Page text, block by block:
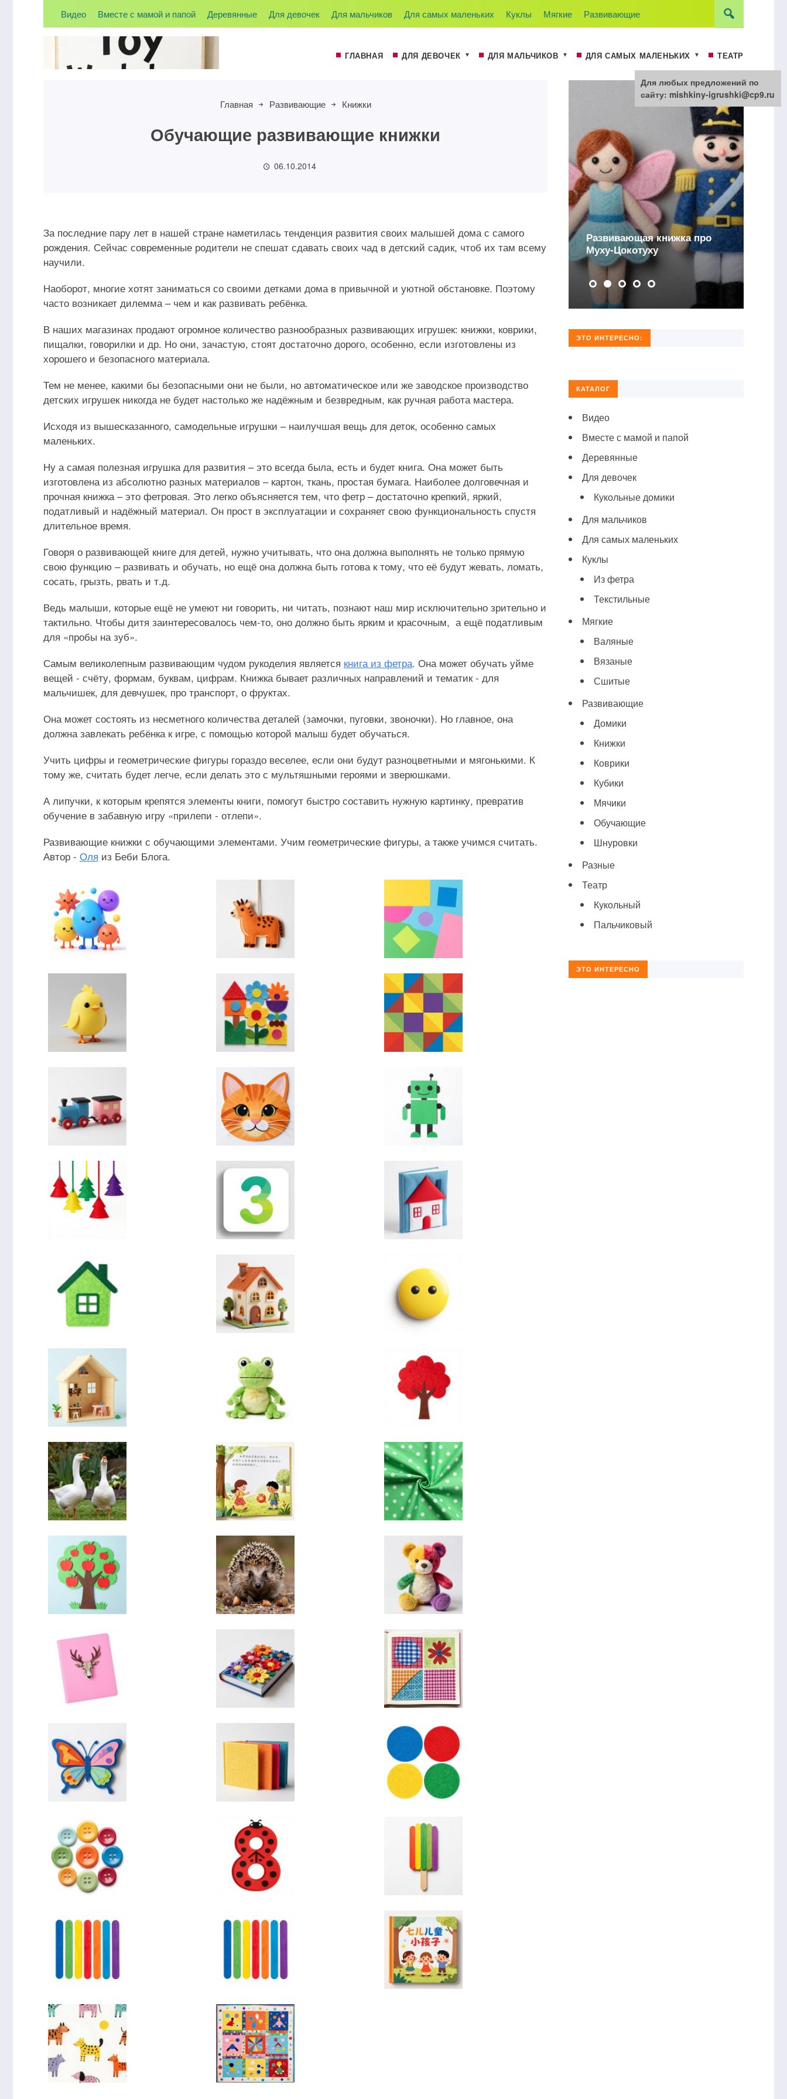
Видео Вместе с мамой и папой Деревянные Для девочек Для мальчиков Для самых маленьких Куклы Мягкие Развивающие
ГЛАВНАЯ ДЛЯ ДЕВОЧЕК ДЛЯ МАЛЬЧИКОВ ДЛЯ САМЫХ МАЛЕНЬКИХ ТЕАТР
Главная Развивающие Книжки
Обучающие развивающие книжки
06.10.2014
За последние пару лет в нашей стране наметилась тенденция развития своих малышей дома с самого
рождения. Сейчас современные родители не спешат сдавать своих чад в детский садик, чтоб их там всему
научили.
Наоборот, многие хотят заниматься со своими детками дома в привычной и уютной обстановке. Поэтому
часто возникает дилемма – чем и как развивать ребёнка.
В наших магазинах продают огромное количество разнообразных развивающих игрушек: книжки, коврики,
пищалки, говорилки и др. Но они, зачастую, стоят достаточно дорого, особенно, если изготовлены из
хорошего и безопасного материала.
Тем не менее, какими бы безопасными они не были, но автоматическое или же заводское производство
детских игрушек никогда не будет настолько же надёжным и безвредным, как ручная работа мастера.
Исходя из вышесказанного, самодельные игрушки – наилучшая вещь для деток, особенно самых
маленьких.
Ну а самая полезная игрушка для развития – это всегда была, есть и будет книга. Она может быть
изготовлена из абсолютно разных материалов – картон, ткань, простая бумага. Наиболее долговечная и
прочная книжка – это фетровая. Это легко объясняется тем, что фетр – достаточно крепкий, яркий,
податливый и надёжный материал. Он прост в эксплуатации и сохраняет свою функциональность спустя
длительное время.
Говоря о развивающей книге для детей, нужно учитывать, что она должна выполнять не только прямую
свою функцию – развивать и обучать, но ещё она должна быть готова к тому, что её будут жевать, ломать,
сосать, грызть, рвать и т.д.
Ведь малыши, которые ещё не умеют ни говорить, ни читать, познают наш мир исключительно зрительно и
тактильно. Чтобы дитя заинтересовалось чем-то, оно должно быть ярким и красочным, а ещё податливым
для «пробы на зуб».
Самым великолепным развивающим чудом рукоделия является книга из фетра. Она может обучать уйме
вещей - счёту, формам, буквам, цифрам. Книжка бывает различных направлений и тематик - для
мальчишек, для девчушек, про транспорт, о фруктах.
Она может состоять из несметного количества деталей (замочки, пуговки, звоночки). Но главное, она
должна завлекать ребёнка к игре, с помощью которой малыш будет обучаться.
Учить цифры и геометрические фигуры гораздо веселее, если они будут разноцветными и мягонькими. К
тому же, считать будет легче, если делать это с мультяшными героями и зверюшками.
А липучки, к которым крепятся элементы книги, помогут быстро составить нужную картинку, превратив
обучение в забавную игру «прилепи - отлепи».
Развивающие книжки с обучающими элементами. Учим геометрические фигуры, а также учимся считать.
Автор - Оля из Беби Блога.
Странички для
развивающих книжек
Книжка из сказки Рукавичка
Развивающая книжка про
Муху-Цокотуху
Разные странички книжек
ЭТО ИНТЕРЕСНО:
КАТАЛОГ
Видео
Вместе с мамой и папой
Деревянные
Для девочек
Кукольные домики
Для мальчиков
Для самых маленьких
Куклы
Из фетра
Текстильные
Мягкие
Валяные
Вязаные
Сшитые
Развивающие
Домики
Книжки
Коврики
Кубики
Мячики
Обучающие
Шнуровки
Разные
Театр
Кукольный
Пальчиковый
ЭТО ИНТЕРЕСНО
Для любых предложений по
сайту: mishkiny-igrushki@cp9.ru